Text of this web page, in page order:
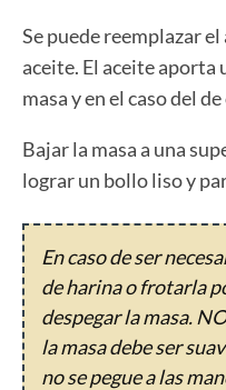
Se puede reemplazar
aceite. El aceite aporta
masa y en el caso del
Bajar la masa a una
lograr un bollo liso y
En caso de ser
de harina o frotarla
despegar la masa.
la masa debe ser
no se pegue a las